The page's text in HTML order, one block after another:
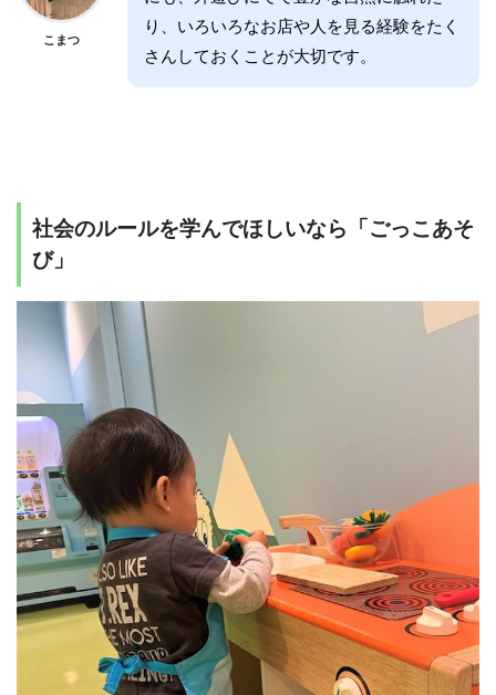
こまつ
り、いろいろなお店や人を見る経験をたく
さんしておくことが大切です。
社会のルールを学んでほしいなら「ごっこあそ
び」